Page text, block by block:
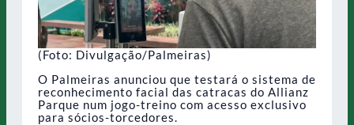
(Foto: Divulgação/Palmeiras)
O Palmeiras anunciou que testará o sistema de
reconhecimento facial das catracas do Allianz
Parque num jogo-treino com acesso exclusivo
para sócios-torcedores.